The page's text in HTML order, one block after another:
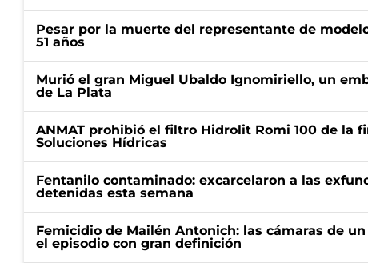
Pesar por la muerte del representante de
51 años
Murió el gran Miguel Ubaldo Ignomiriello, un
de La Plata
ANMAT prohibió el filtro Hidrolit Romi 100 de la
Soluciones Hídricas
Fentanilo contaminado: excarcelaron a las
detenidas esta semana
Femicidio de Mailén Antonich: las cámaras de
el episodio con gran definición